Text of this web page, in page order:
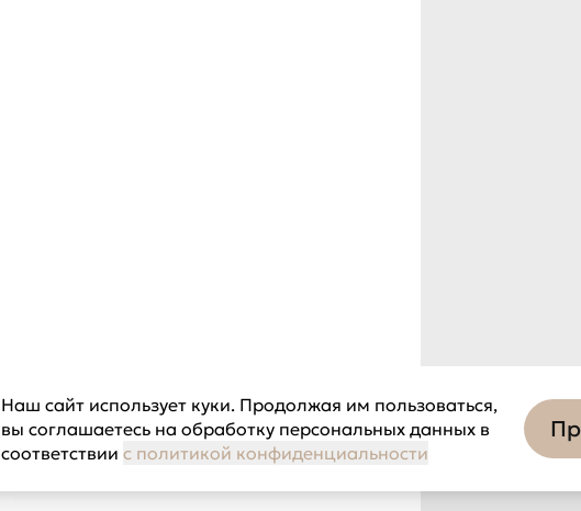
Наш сайт использует куки. Продолжая им пользоваться,
вы соглашаетесь на обработку персональных данных в
соответствии с политикой конфиденциальности